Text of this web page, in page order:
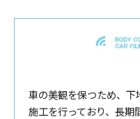
車の美観を保つため、
施工を行っており、長